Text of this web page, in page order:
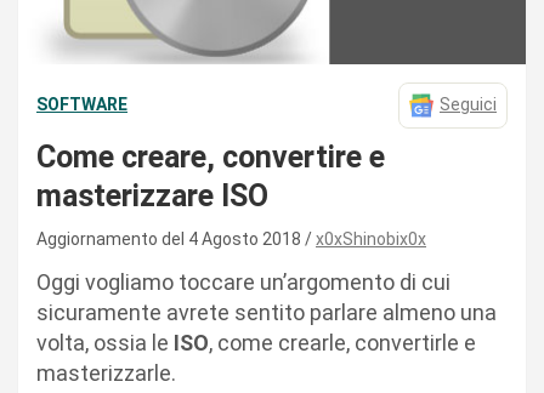
SOFTWARE Seguici
Come creare, convertire e
masterizzare ISO
Aggiornamento del 4 Agosto 2018 x0xShinobix0x
Oggi vogliamo toccare un’argomento di cui
sicuramente avrete sentito parlare almeno una
volta, ossia le ISO, come crearle, convertirle e
masterizzarle.